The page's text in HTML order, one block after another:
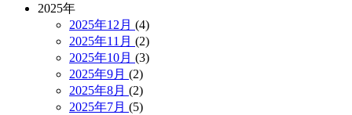
2025年
2025年12月 (4)
2025年11月 (2)
2025年10月 (3)
2025年9月 (2)
2025年8月 (2)
2025年7月 (5)